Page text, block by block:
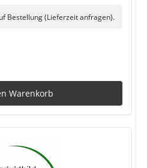
Bestellung (Lieferzeit anfragen).
Warenkorb